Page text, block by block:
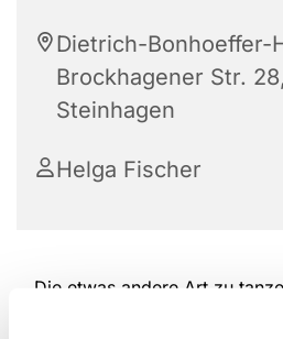
Dietrich-Bonhoeffer-
Brockhagener Str.
Steinhagen
Helga Fischer
Die etwas andere Art zu
es uns Freude macht,